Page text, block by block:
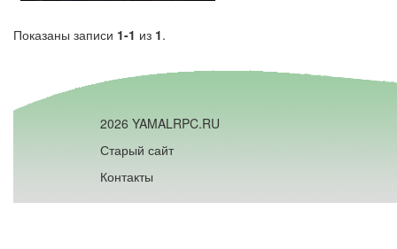
Показаны записи 1-1 из 1.
2026 YAMALRPC.RU
Старый сайт
Контакты